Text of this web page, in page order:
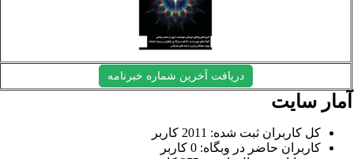
دریافت آخرین شماره خبرنامه
سایت
کل کاربران ثبت شده: 2011 کاربر
کاربران حاضر در وبگاه: 0 کاربر